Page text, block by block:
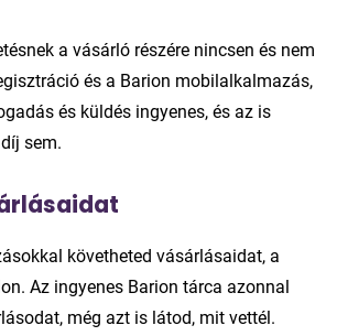
a vásárló részére nincsen és nem
és a Barion mobilalkalmazás,
és küldés ingyenes, és az is
sem.
követheted vásárlásaidat, a
Az ingyenes Barion tárca azonnal
még azt is látod, mit vettél.